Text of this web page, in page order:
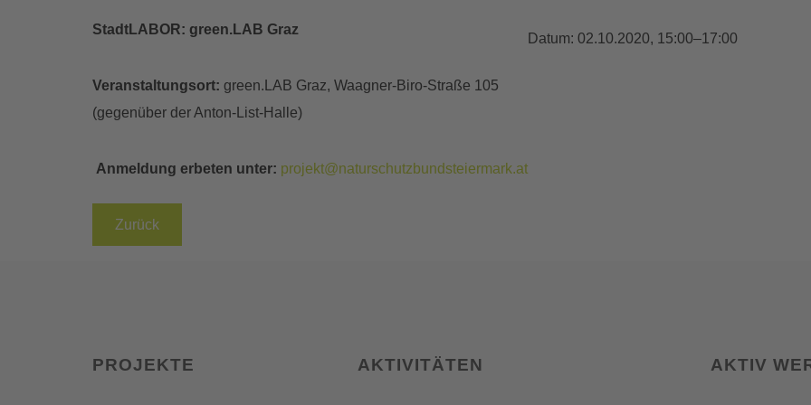
StadtLABOR: green.LAB Graz
Veranstaltungsort: green.LAB Graz, Waagner-Biro-Straße 105
(gegenüber der Anton-List-Halle)
Anmeldung erbeten unter: projekt@naturschutzbundsteiermark.at
Datum: 02.10.2020, 15:00–17:00
Zurück
PROJEKTE AKTIVITÄTEN AKTIV